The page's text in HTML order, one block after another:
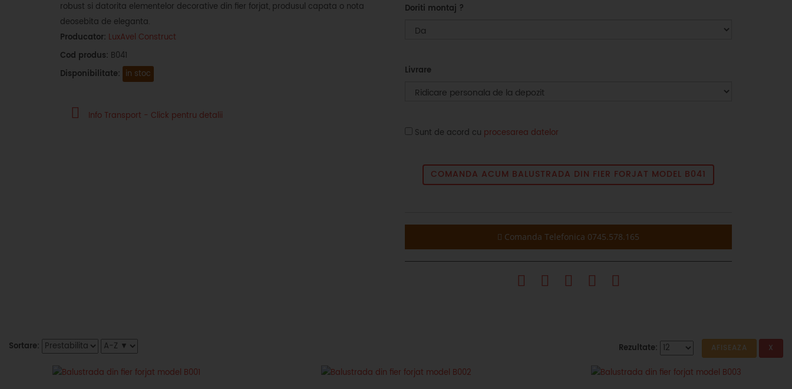
robust si datorita elementelor decorative din fier forjat, produsul capata o nota
deosebita de eleganta.
Producator: LuxAvel Construct
Cod produs: B041
Disponibilitate: in stoc
Info Transport - Click pentru detalii
Doriti montaj ?
Livrare
Sunt de acord cu procesarea datelor
COMANDA ACUM BALUSTRADA DIN FIER FORJAT MODEL B041
Comanda Telefonica 0745.578.165
Sortare: Rezultate: